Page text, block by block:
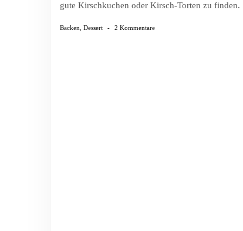
gute Kirschkuchen oder Kirsch-Torten zu finden.
Backen, Dessert - 2 Kommentare